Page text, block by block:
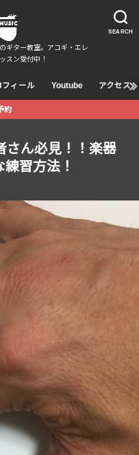
SEARCH
ギター教室。アコギ・エレ
スン受付中！
フィール Youtube アクセス
約
さん必見！！楽器
習方法！